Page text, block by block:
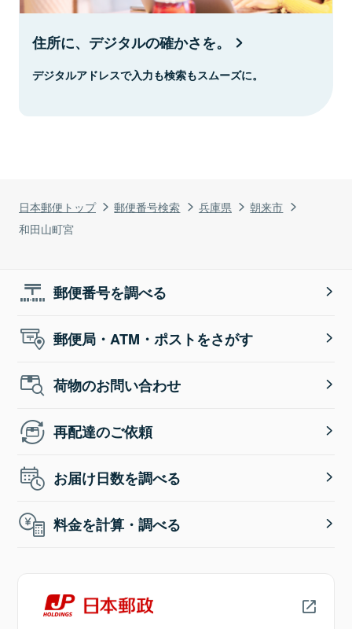
日本郵便トップ 郵便番号検索 兵庫県
朝来市
和田山町宮
住所に、デジタルの確かさを。
デジタルアドレスで入力も検索もスムーズに。
郵便番号を調べる
郵便局・ATM・ポストをさがす
荷物のお問い合わせ
再配達のご依頼
お届け日数を調べる
料金を計算・調べる